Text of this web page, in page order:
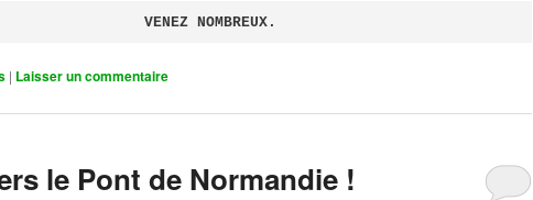
VENEZ NOMBREUX.
| Laisser un commentaire
le Pont de Normandie !